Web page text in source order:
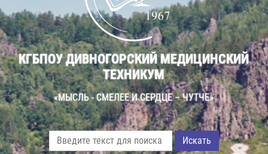
КГБПОУ ДИВНОГОРСКИЙ МЕДИЦИНСКИЙ
ТЕХНИКУМ
«МЫСЛЬ - СМЕЛЕЕ И СЕРДЦЕ – ЧУТЧЕ»
Искать